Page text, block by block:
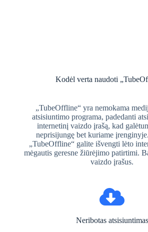
Kodėl verta naudoti
„TubeOffline“ yra nemokama
atsisiuntimo programa, padedanti
internetinį vaizdo įrašą, kad
neprisijungę bet kuriame
„TubeOffline“ galite išvengti lėto
mėgautis geresne žiūrėjimo patirtimi.
vaizdo įrašus.
Neribotas atsisiuntimas